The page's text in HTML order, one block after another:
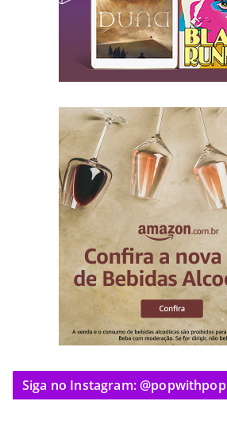
Siga no Instagram: @popwithpop